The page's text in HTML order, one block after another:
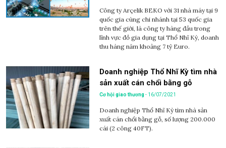
Công ty Arçelik BEKO với 31 nhà máy tại 9
quốc gia cùng chi nhánh tại 53 quốc gia
trên thế giới, là công ty hàng đầu trong
lĩnh vực đồ gia dụng tại Thổ Nhĩ Kỳ, doanh
thu hàng năm khoảng 7 tỷ Euro.
Doanh nghiệp Thổ Nhĩ Kỳ tìm nhà
sản xuất cán chổi bằng gỗ
Cơ hội giao thương- 16/07/2021
Doanh nghiệp Thổ Nhĩ Kỳ tìm nhà sản
xuất cán chổi bằng gỗ, số lượng 200.000
cái (2 công 40FT).